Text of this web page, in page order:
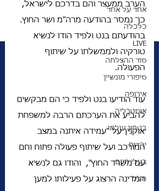
אחד על אחד
כלכלה
LIVE
סוד ההצלחה
סיפורי מונשיין
אירופה
אוסטרליה
בטחון עולמי
יהדות
בעלי חיים
חלל
הערב ממעצר והם בדרכם לישראל,
כך נמסר בהודעה מרה"מ ושר החוץ.
בהודעתם בנט ולפיד הודו לנשיא
טורקיה ולממשלתו על שיתוף
הפעולה.
עוד הודיעו בנט ולפיד כי הם מבקשים
להביע את הערכתם הרבה למשפחת
אוקנין על "עמידה איתנה במצב
המורכב ועל שיתוף פעולה פתוח וחם
עם משרד החוץ",  והודו גם לנשיא
המדינה הרצוג על פעילותו למען